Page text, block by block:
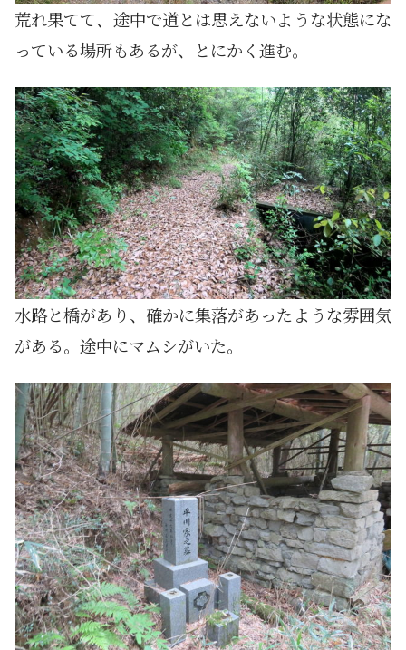
荒れ果てて、途中で道とは思えないような状態にな
っている場所もあるが、とにかく進む。
水路と橋があり、確かに集落があったような雰囲気
がある。途中にマムシがいた。